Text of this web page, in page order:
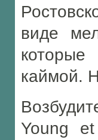
виде
которые
каймой.
Young